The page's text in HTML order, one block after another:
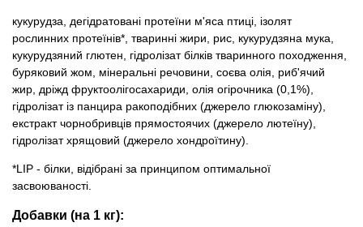
кукурудза, дегідратовані протеїни м'яса птиці, ізолят
рослинних протеїнів*, тваринні жири, рис, кукурудзяна мука,
кукурудзяний глютен, гідролізат білків тваринного походження,
буряковий жом, мінеральні речовини, соєва олія, риб'ячий
жир, дріжд фруктоолiгосахариди, олія огірочника (0,1%),
гідролізат із панцира ракоподібних (джерело глюкозаміну),
екстракт чорнобривців прямостоячих (джерело лютеїну),
гідролізат хрящовий (джерело хондроїтину).
*LIP - білки, відібрані за принципом оптимальної
засвоюваності.
Добавки (на 1 кг):